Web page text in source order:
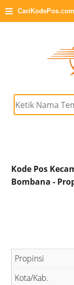
≡ CariKodePos.com
Kode Pos
Bombana -